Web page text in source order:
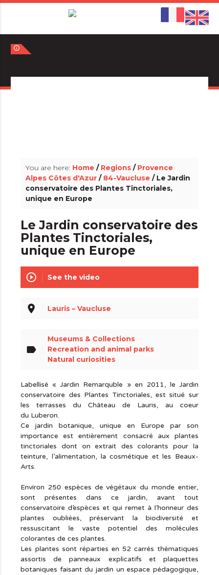
info_outline
You are here: Home / Regions / Provence
Alpes Côtes d'Azur / 84-Vaucluse / Le Jardin
conservatoire des Plantes Tinctoriales,
unique en Europe
Le Jardin conservatoire des
Plantes Tinctoriales,
unique en Europe
play_circle_outline See the video
place Lauris – Vaucluse
label
Museums & Collections
Recreation and animal parks
Natural curiosities
Labellisé « Jardin Remarquble » en 2011, le Jardin
conservatoire des Plantes Tinctoriales, est situé sur
les terrasses du Château de Lauris, au coeur
du Luberon.
Ce jardin botanique, unique en Europe par son
importance est entièrement consacré aux plantes
tinctoriales dont on extrait des colorants pour la
teinture, l’alimentation, la cosmétique et les Beaux-
Arts.
Environ 250 espèces de végétaux du monde entier,
sont présentes dans ce jardin, avant tout
conservatoire d’espèces et qui remet à l’honneur des
plantes oubliées, préservant la biodiversité et
ressuscitant le vaste potentiel des molécules
colorantes de ces plantes.
Les plantes sont réparties en 52 carrés thématiques
assortis de panneaux explicatifs et plaquettes
botaniques faisant du jardin un espace pédagogique,